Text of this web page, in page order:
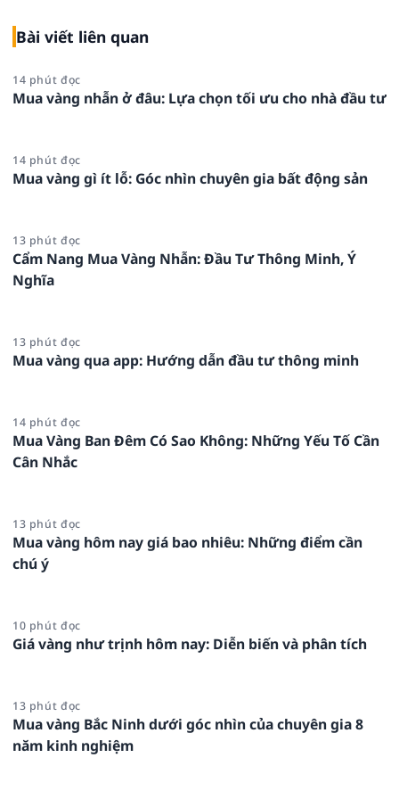
Bài viết liên quan
14 phút đọc
Mua vàng nhẫn ở đâu: Lựa chọn tối ưu cho nhà đầu tư
14 phút đọc
Mua vàng gì ít lỗ: Góc nhìn chuyên gia bất động sản
13 phút đọc
Cẩm Nang Mua Vàng Nhẫn: Đầu Tư Thông Minh, Ý
Nghĩa
13 phút đọc
Mua vàng qua app: Hướng dẫn đầu tư thông minh
14 phút đọc
Mua Vàng Ban Đêm Có Sao Không: Những Yếu Tố Cần
Cân Nhắc
13 phút đọc
Mua vàng hôm nay giá bao nhiêu: Những điểm cần
chú ý
10 phút đọc
Giá vàng như trịnh hôm nay: Diễn biến và phân tích
13 phút đọc
Mua vàng Bắc Ninh dưới góc nhìn của chuyên gia 8
năm kinh nghiệm